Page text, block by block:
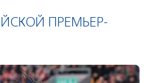
ПРЕМЬЕР-